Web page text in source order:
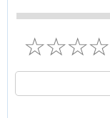
☆
☆
☆
☆